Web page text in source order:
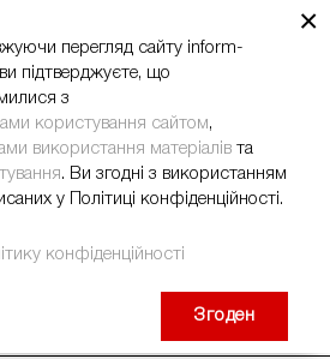
×
перегляд сайту inform-
підтверджуєте, що
з
користування сайтом,
використання матеріалів та
. Ви згодні з використанням
у Політиці конфіденційності.
конфіденційності
Згоден